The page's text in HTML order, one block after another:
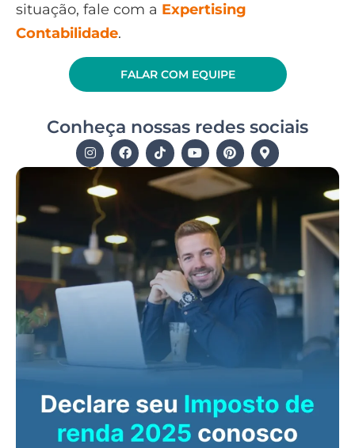
situação, fale com a Expertising
Contabilidade.
FALAR COM EQUIPE
Conheça nossas redes sociais